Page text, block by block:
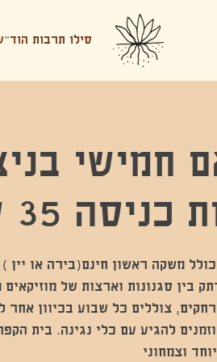
סילו תרבות
חמישי
כניסה 35 שח
בין סגנונות וארצות של
צוללים כל שבוע בכיוון אחר
להגיע עם כלי נגינה. בית